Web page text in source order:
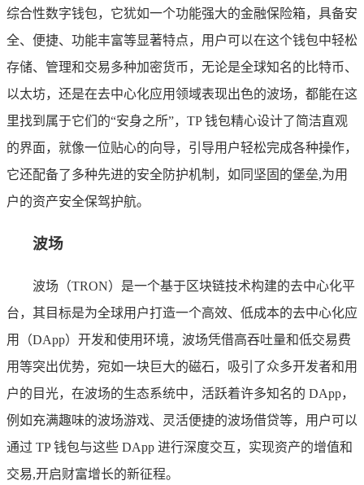
综合性数字钱包，它犹如一个功能强大的金融保险箱，具备安
全、便捷、功能丰富等显著特点，用户可以在这个钱包中轻松
存储、管理和交易多种加密货币，无论是全球知名的比特币、
以太坊，还是在去中心化应用领域表现出色的波场，都能在这
里找到属于它们的“安身之所”，TP 钱包精心设计了简洁直观
的界面，就像一位贴心的向导，引导用户轻松完成各种操作，
它还配备了多种先进的安全防护机制，如同坚固的堡垒,为用
户的资产安全保驾护航。
波场
波场（TRON）是一个基于区块链技术构建的去中心化平
台，其目标是为全球用户打造一个高效、低成本的去中心化应
用（DApp）开发和使用环境，波场凭借高吞吐量和低交易费
用等突出优势，宛如一块巨大的磁石，吸引了众多开发者和用
户的目光，在波场的生态系统中，活跃着许多知名的 DApp，
例如充满趣味的波场游戏、灵活便捷的波场借贷等，用户可以
通过 TP 钱包与这些 DApp 进行深度交互，实现资产的增值和
交易,开启财富增长的新征程。